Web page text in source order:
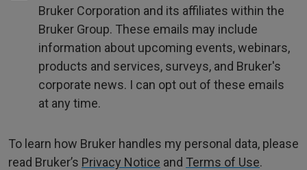
Bruker Corporation and its affiliates within the
Bruker Group. These emails may include
information about upcoming events, webinars,
products and services, surveys, and Bruker's
corporate news. I can opt out of these emails
at any time.
To learn how Bruker handles my personal data, please
read Bruker’s Privacy Notice and Terms of Use.